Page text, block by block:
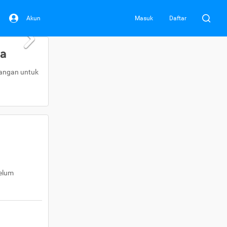
Akun Masuk Daftar
untuk